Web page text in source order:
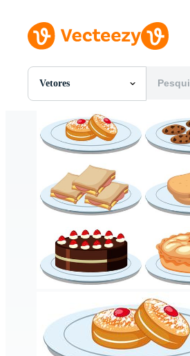
Vetores
Todas Imagens
Fotos
PNGs
PSDs
Modelos
Vetores
Videos
Motion graphics
Imagens Editoriais
Eventos Editoriais